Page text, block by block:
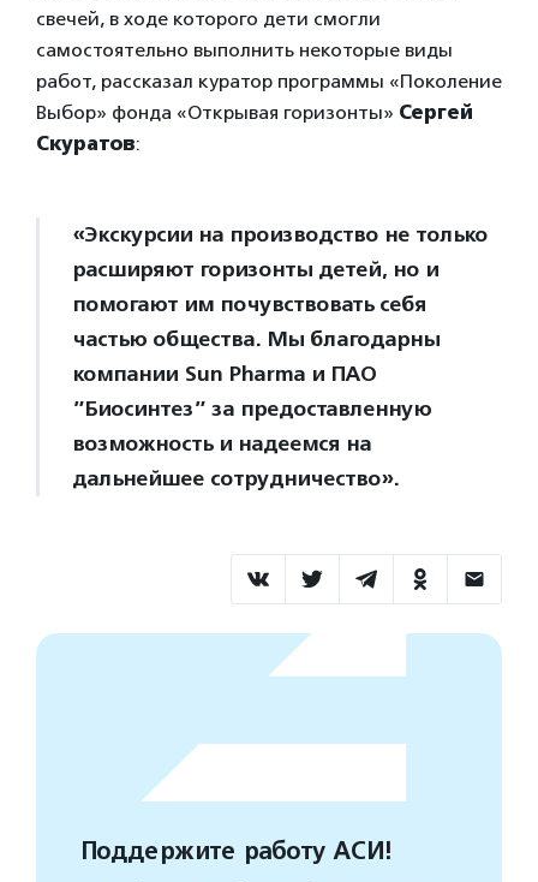
свечей, в ходе которого дети смогли
самостоятельно выполнить некоторые виды
работ, рассказал куратор программы «Поколение
Выбор» фонда «Открывая горизонты» Сергей
Скуратов:
«Экскурсии на производство не только
расширяют горизонты детей, но и
помогают им почувствовать себя
частью общества. Мы благодарны
компании Sun Pharma и ПАО
”Биосинтез” за предоставленную
возможность и надеемся на
дальнейшее сотрудничество».
Поддержите работу АСИ!